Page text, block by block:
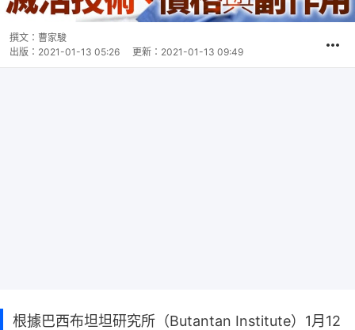
撰文： 曹家駿
出版： 2021-01-13 05:26 更新： 2021-01-13 09:49
根據巴西布坦坦研究所（Butantan Institute）1月12